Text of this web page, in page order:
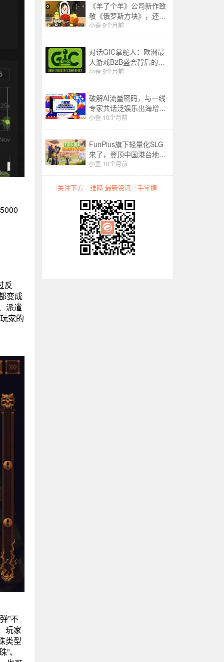
反
变成
派遣
家的
”不
玩家
类型
、
《羊了个羊》公司新作致
敬《俄罗斯方块》，还能
复制前作的火爆吗？
小歪 9个月前
对话GIC掌舵人：欧洲最
大游戏B2B盛会背后的野
心与愿景
小歪 9个月前
破解AI流量密码，与一线
专家共话泛娱乐出海增长
新答案！
小歪 10个月前
FunPlus旗下轻量化SLG
来了，登顶中国港台地区
免费榜，月流水超4000万
元
小歪 10个月前
关注下方二维码 最新资讯一手掌握